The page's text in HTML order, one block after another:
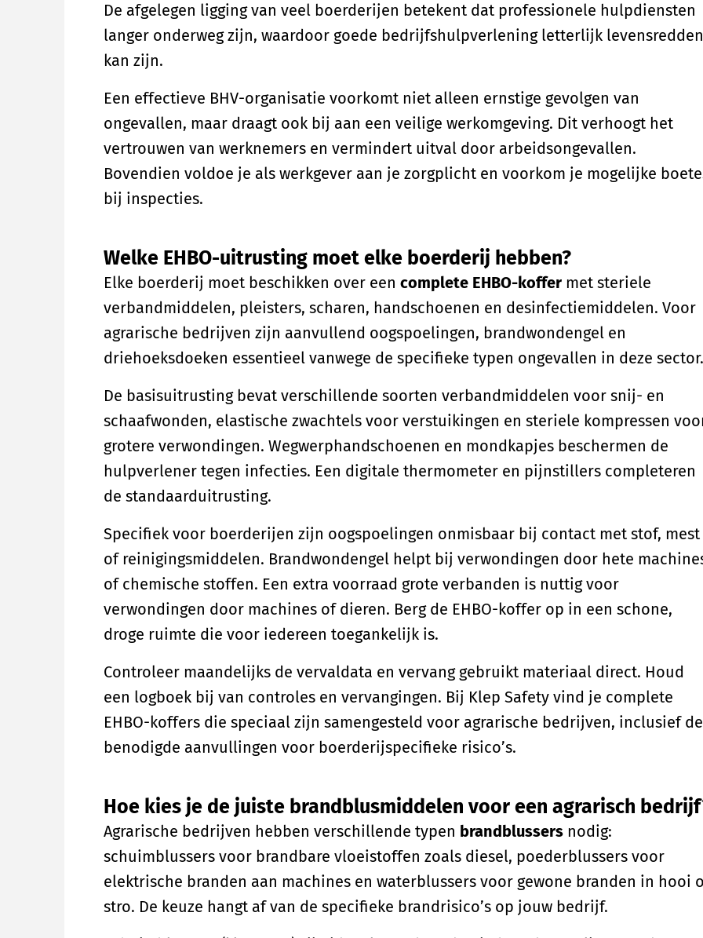
De afgelegen ligging van veel boerderijen betekent dat professionele hulpdiensten
langer onderweg zijn, waardoor goede bedrijfshulpverlening letterlijk
kan zijn.
Een effectieve BHV-organisatie voorkomt niet alleen ernstige gevolgen van
ongevallen, maar draagt ook bij aan een veilige werkomgeving. Dit verhoogt het
vertrouwen van werknemers en vermindert uitval door arbeidsongevallen.
Bovendien voldoe je als werkgever aan je zorgplicht en voorkom je mogelijke
bij inspecties.
Welke EHBO-uitrusting moet elke boerderij hebben?
Elke boerderij moet beschikken over een complete EHBO-koffer met steriele
verbandmiddelen, pleisters, scharen, handschoenen en desinfectiemiddelen. Voor
agrarische bedrijven zijn aanvullend oogspoelingen, brandwondengel en
driehoeksdoeken essentieel vanwege de specifieke typen ongevallen in deze sector.
De basisuitrusting bevat verschillende soorten verbandmiddelen voor snij- en
schaafwonden, elastische zwachtels voor verstuikingen en steriele kompressen
grotere verwondingen. Wegwerphandschoenen en mondkapjes beschermen de
hulpverlener tegen infecties. Een digitale thermometer en pijnstillers completeren
de standaarduitrusting.
Specifiek voor boerderijen zijn oogspoelingen onmisbaar bij contact met stof, mest
of reinigingsmiddelen. Brandwondengel helpt bij verwondingen door hete
of chemische stoffen. Een extra voorraad grote verbanden is nuttig voor
verwondingen door machines of dieren. Berg de EHBO-koffer op in een schone,
droge ruimte die voor iedereen toegankelijk is.
Controleer maandelijks de vervaldata en vervang gebruikt materiaal direct. Houd
een logboek bij van controles en vervangingen. Bij Klep Safety vind je complete
EHBO-koffers die speciaal zijn samengesteld voor agrarische bedrijven, inclusief de
benodigde aanvullingen voor boerderijspecifieke risico’s.
Hoe kies je de juiste brandblusmiddelen voor een agrarisch
Agrarische bedrijven hebben verschillende typen brandblussers nodig:
schuimblussers voor brandbare vloeistoffen zoals diesel, poederblussers voor
elektrische branden aan machines en waterblussers voor gewone branden in hooi
stro. De keuze hangt af van de specifieke brandrisico’s op jouw bedrijf.